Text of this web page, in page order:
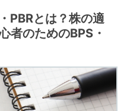
PBRとは？株の適
者のためのBPS・